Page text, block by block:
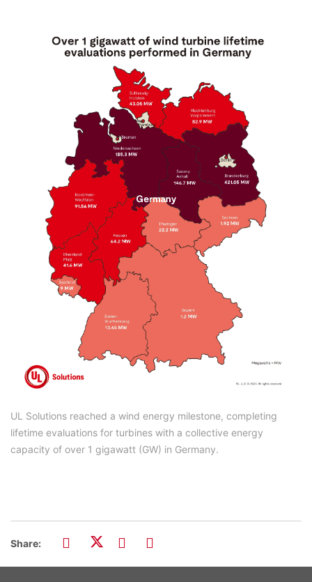
UL Solutions reached a wind energy milestone, completing
lifetime evaluations for turbines with a collective energy
capacity of over 1 gigawatt (GW) in Germany.
Share: